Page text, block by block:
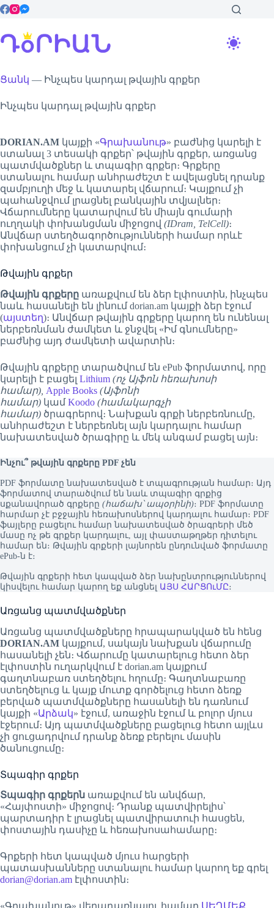
Skip
to
Ցանկ — Ինչպես կարդալ թվային գրքեր
Ինչպես կարդալ թվային գրքեր
DORIAN.AM կայքի «Գրախանութ» բաժնից կարելի է
ստանալ 3 տեսակի գրքեր՝ թվային գրքեր, առցանց
պատմվածքներ և տպագիր գրքեր։ Գրքերը
ստանալու համար անհրաժեշտ է ավելացնել դրանք
զամբյուղի մեջ և կատարել վճարում։ Կայքում չի
պահանջվում լրացնել բանկային տվյալներ։
Վճարումները կատարվում են միայն գումարի
ուղղակի փոխանցման միջոցով (IDram, TelCell)։
Անվճար ստեղծագործությունների համար որևէ
փոխանցում չի կատարվում։
Թվային գրքեր
Թվային գրքերը առաքվում են ձեր էլփոստին, ինչպես
նաև հասանելի են լինում dorian.am կայքի ձեր էջում
(այստեղ)։ Անվճար թվային գրքերը կարող են ունենալ
ներբեռնման ժամկետ և ջնջվել «Իմ գնումները»
բաժնից այդ ժամկետի ավարտին։
Թվային գրքերը տարածվում են ePub ֆորմատով, որը
կարելի է բացել Lithium (ոչ Այֆոն հեռախոսի
համար), Apple Books (Այֆոնի
համար) կամKoodo (համակարգչի
համար) ծրագրերով։ Նախքան գրքի ներբեռնումը,
անհրաժեշտ է ներբեռնել այն կարդալու համար
նախատեսված ծրագիրը և մեկ անգամ բացել այն։
Ինչու՞ թվային գրքերը PDF չեն
PDF ֆորմատը նախատեսված է տպագրության համար։ Այդ
ֆորմատով տարածվում են նաև տպագիր գրքից
սքանավորած գրքերը (հաճախ՝ ապօրինի)։ PDF ֆորմատը
հարմար չէ բջջային հեռախոսներով կարդալու համար։ PDF
ֆայլերը բացելու համար նախատեսված ծրագրերի մեծ
մասը ոչ թե գրքեր կարդալու, այլ փաստաթղթեր դիտելու
համար են։ Թվային գրքերի լայնորեն ընդունված ֆորմատը
ePub-ն է։
Թվային գրքերի հետ կապված ձեր նախընտրություններով
կիսվելու համար կարող եք անցնել ԱՅՍ ՀԱՐՑՈւՄԸ։
Առցանց պատմվածքներ
Առցանց պատմվածքները հրապարակված են հենց
DORIAN.AM կայքում, սակայն նախքան վճարումը
հասանելի չեն։ Վճարումը կատարելուց հետո ձեր
էլփոստին ուղարկվում է dorian.am կայքում
գաղտնաբառ ստեղծելու հղումը։ Գաղտնաբառը
ստեղծելուց և կայք մուտք գործելուց հետո ձեռք
բերված պատմվածքները հասանելի են դառնում
կայքի «Արձակ» էջում, առաջին էջում և բոլոր մյուս
էջերում։ Այդ պատմվածքները բացելուց հետո այլևս
չի ցուցադրվում դրանք ձեռք բերելու մասին
ծանուցումը։
Տպագիր գրքեր
Տպագիր գրքերն առաքվում են անվճար,
«Հայփոստի» միջոցով։ Դրանք պատվիրելիս՝
պարտադիր է լրացնել պատվիրատուի հասցեն,
փոստային դասիչը և հեռախոսահամարը։
Գրքերի հետ կապված մյուս հարցերի
պատասխանները ստանալու համար կարող եք գրել
dorian@dorian.am էլփոստին։